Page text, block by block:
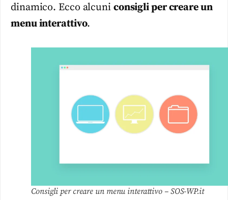
dinamico. Ecco alcuni consigli per creare un
menu interattivo.
Consigli per creare un menu interattivo – SOS-WP.it